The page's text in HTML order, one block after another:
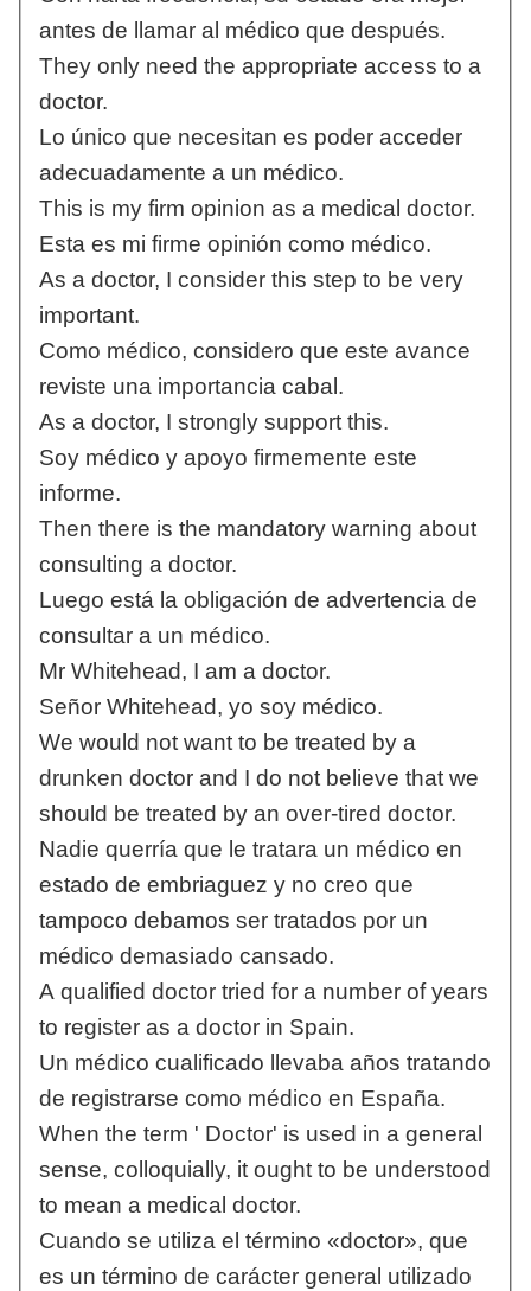
antes de llamar al médico que después.
They only need the appropriate access to a
doctor.
Lo único que necesitan es poder acceder
adecuadamente a un médico.
This is my firm opinion as a medical doctor.
Esta es mi firme opinión como médico.
As a doctor, I consider this step to be very
important.
Como médico, considero que este avance
reviste una importancia cabal.
As a doctor, I strongly support this.
Soy médico y apoyo firmemente este
informe.
Then there is the mandatory warning about
consulting a doctor.
Luego está la obligación de advertencia de
consultar a un médico.
Mr Whitehead, I am a doctor.
Señor Whitehead, yo soy médico.
We would not want to be treated by a
drunken doctor and I do not believe that we
should be treated by an over-tired doctor.
Nadie querría que le tratara un médico en
estado de embriaguez y no creo que
tampoco debamos ser tratados por un
médico demasiado cansado.
A qualified doctor tried for a number of years
to register as a doctor in Spain.
Un médico cualificado llevaba años tratando
de registrarse como médico en España.
When the term ' Doctor' is used in a general
sense, colloquially, it ought to be understood
to mean a medical doctor.
Cuando se utiliza el término «doctor», que
es un término de carácter general utilizado